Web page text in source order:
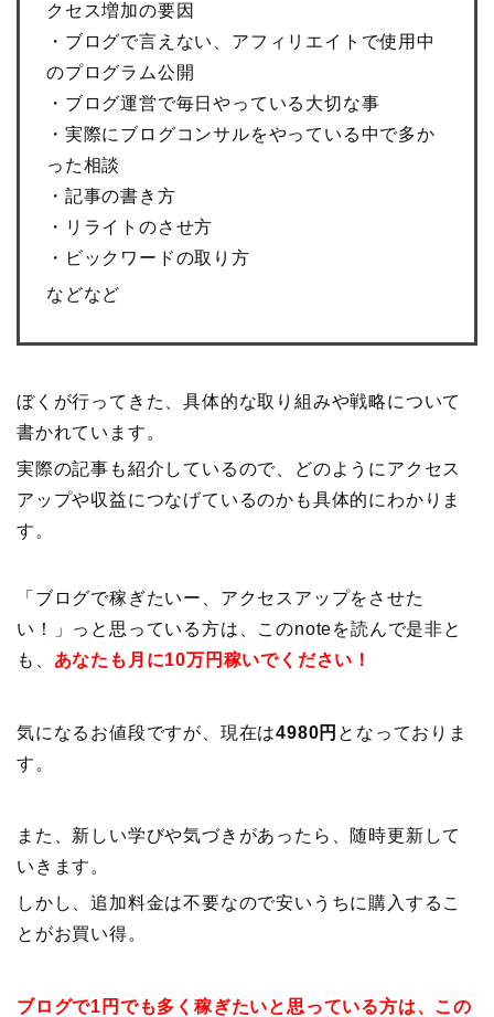
クセス増加の要因
・ブログで言えない、アフィリエイトで使用中
のプログラム公開
・ブログ運営で毎日やっている大切な事
・実際にブログコンサルをやっている中で多か
った相談
・記事の書き方
・リライトのさせ方
・ビックワードの取り方
などなど
ぼくが行ってきた、具体的な取り組みや戦略について
書かれています。
実際の記事も紹介しているので、どのようにアクセス
アップや収益につなげているのかも具体的にわかりま
す。
「ブログで稼ぎたいー、アクセスアップをさせた
い！」っと思っている方は、このnoteを読んで是非と
も、 あなたも 月に10万円稼いでください！
気になるお値段ですが、現在は4980円 となっておりま
す。
また、新しい学びや気づきがあったら、随時更新して
いきます。
しかし、追加料金は不要なので安いうちに購入するこ
とがお買い得。
ブログで1円でも多く稼ぎたいと思っている方は、この